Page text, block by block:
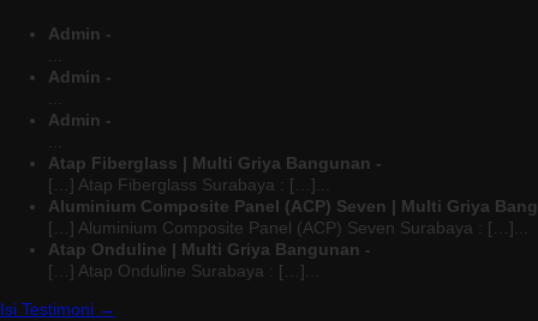
Admin -
...
Admin -
...
Admin -
...
Atap Fiberglass | Multi Griya Bangunan -
[…] Atap Fiberglass Surabaya : […]...
Aluminium Composite Panel (ACP) Seven | Multi Griya
[…] Aluminium Composite Panel (ACP) Seven Surabaya : […]...
Atap Onduline | Multi Griya Bangunan -
[…] Atap Onduline Surabaya : […]...
Isi Testimoni →